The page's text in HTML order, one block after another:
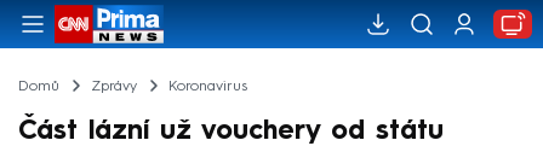
Domů Zprávy Koronavirus
Část lázní už vouchery od státu